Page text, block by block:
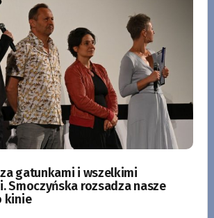
gatunkami i wszelkimi
Smoczyńska rozsadza nasze
kinie